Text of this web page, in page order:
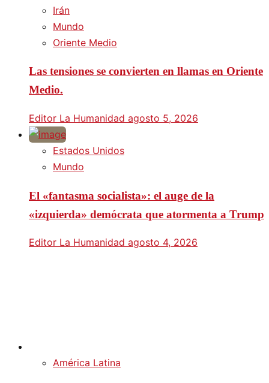
Irán
Mundo
Oriente Medio
Las tensiones se convierten en llamas en Oriente
Medio.
Editor La Humanidad agosto 5, 2026
Estados Unidos
Mundo
El «fantasma socialista»: el auge de la
«izquierda» demócrata que atormenta a Trump
Editor La Humanidad agosto 4, 2026
América Latina